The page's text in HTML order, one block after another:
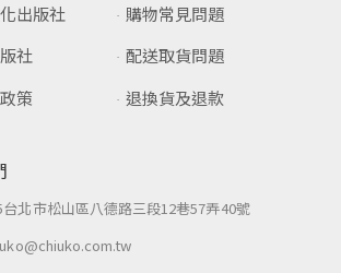
出版社
社
策
購物常見問題
配送取貨問題
退換貨及退款
台北市松山區八德路三段12巷57弄40號